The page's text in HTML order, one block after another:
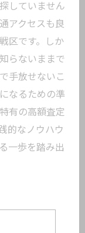
していません
アクセスも良
区です。しか
らないままで
手放せないこ
なるための準
有の高額査定
的なノウハウ
一歩を踏み出